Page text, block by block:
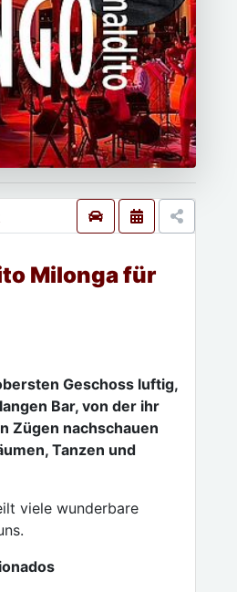
Milonga für
Geschoss luftig,
Bar, von der ihr
Zügen nachschauen
Tanzen und
viele wunderbare